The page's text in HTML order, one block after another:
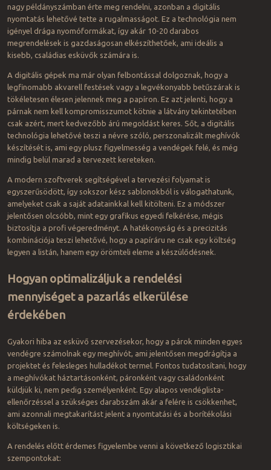
nagy példányszámban érte meg rendelni, azonban a digitális
nyomtatás lehetővé tette a rugalmasságot. Ez a technológia nem
igényel drága nyomóformákat, így akár 10-20 darabos
megrendelések is gazdaságosan elkészíthetőek, ami ideális a
kisebb, családias esküvők számára is.
A digitális gépek ma már olyan felbontással dolgoznak, hogy a
legfinomabb akvarell festések vagy a legvékonyabb betűszárak is
tökéletesen élesen jelennek meg a papíron. Ez azt jelenti, hogy a
párnak nem kell kompromisszumot kötnie a látvány tekintetében
csak azért, mert kedvezőbb árú megoldást keres. Sőt, a digitális
technológia lehetővé teszi a névre szóló, perszonalizált meghívók
készítését is, ami egy plusz figyelmesség a vendégek felé, és még
mindig belül marad a tervezett kereteken.
A modern szoftverek segítségével a tervezési folyamat is
egyszerűsödött, így sokszor kész sablonokból is válogathatunk,
amelyeket csak a saját adatainkkal kell kitölteni. Ez a módszer
jelentősen olcsóbb, mint egy grafikus egyedi felkérése, mégis
biztosítja a profi végeredményt. A hatékonyság és a precizitás
kombinációja teszi lehetővé, hogy a papíráru ne csak egy költség
legyen a listán, hanem egy örömteli eleme a készülődésnek.
Hogyan optimalizáljuk a rendelési
mennyiséget a pazarlás elkerülése
érdekében
Gyakori hiba az esküvő szervezésekor, hogy a párok minden egyes
vendégre számolnak egy meghívót, ami jelentősen megdrágítja a
projektet és felesleges hulladékot termel. Fontos tudatosítani, hogy
a meghívókat háztartásonként, páronként vagy családonként
küldjük ki, nem pedig személyenként. Egy alapos vendéglista-
ellenőrzéssel a szükséges darabszám akár a felére is csökkenhet,
ami azonnali megtakarítást jelent a nyomtatási és a borítékolási
költségeken is.
A rendelés előtt érdemes figyelembe venni a következő logisztikai
szempontokat: